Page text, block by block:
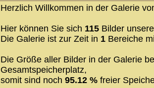
Herzlich Willkommen in der Galerie
Hier können Sie sich 115 Bilder
Die Galerie ist zur Zeit in 1 Bereiche
Die Größe aller Bilder in der Galerie
Gesamtspeicherplatz,
somit sind noch 95.12 % freier